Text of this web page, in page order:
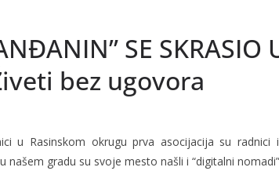
SE SKRASIO
bez ugovora
u Rasinskom okrugu prva asocijacija su
našem gradu su svoje mesto našli i “digitalni